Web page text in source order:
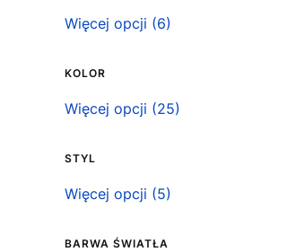
Klasa szczelności IP
Więcej opcji (6)
KOLOR
Kolor
Więcej opcji (25)
STYL
Styl
Więcej opcji (5)
BARWA ŚWIATŁA